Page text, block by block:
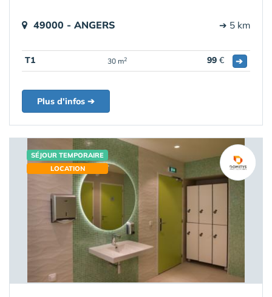
49000 - ANGERS ➔ 5 km
T1 30 m2 99 € ➔
Plus d'infos ➔
SÉJOUR TEMPORAIRE
LOCATION